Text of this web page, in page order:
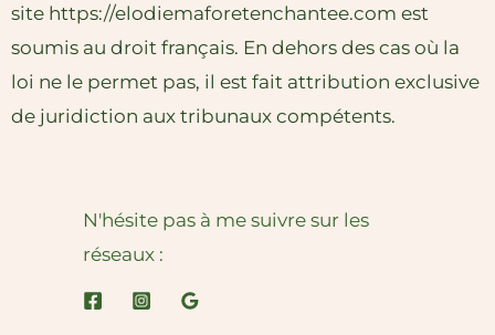
site https://elodiemaforetenchantee.com est
soumis au droit français. En dehors des cas où la
loi ne le permet pas, il est fait attribution exclusive
de juridiction aux tribunaux compétents.
N'hésite pas à me suivre sur les
réseaux :